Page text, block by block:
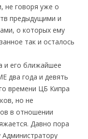
не говоря уже о
предыдущими и
о которых ему
так и осталось
и его ближайшее
два года и девять
времени ЦБ Кипра
но не
в отношении
Давно пора